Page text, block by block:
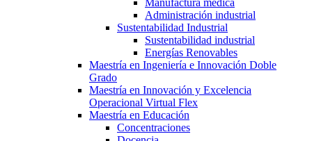
Manufactura médica
Administración industrial
Sustentabilidad Industrial
Sustentabilidad industrial
Energías Renovables
Maestría en Ingeniería e Innovación Doble
Grado
Maestría en Innovación y Excelencia
Operacional Virtual Flex
Maestría en Educación
Concentraciones